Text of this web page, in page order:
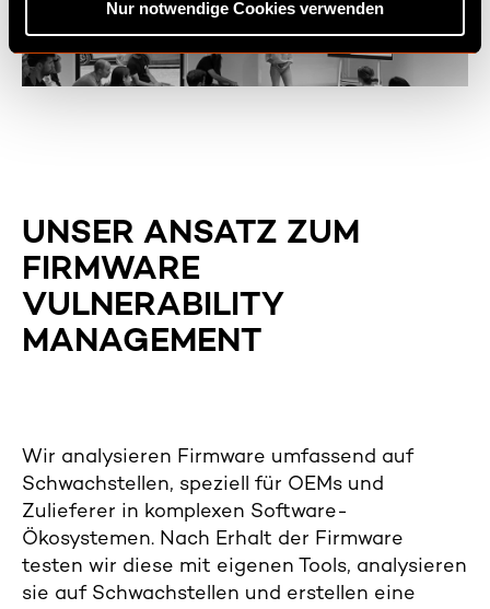
w
Nur notwendige Cookies verwenden
UNSER ANSATZ ZUM
FIRMWARE
VULNERABILITY
MANAGEMENT
Wir analysieren Firmware umfassend auf
Schwachstellen, speziell für OEMs und
Zulieferer in komplexen Software-
Ökosystemen. Nach Erhalt der Firmware
testen wir diese mit eigenen Tools, analysieren
sie auf Schwachstellen und erstellen eine